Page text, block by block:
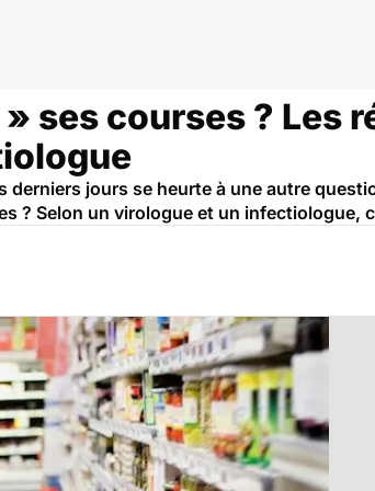
ses courses ? Les
derniers jours se heurte à une autre
? Selon un virologue et un infectiologue,